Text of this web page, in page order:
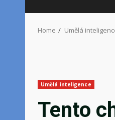
Home Umělá
Umělá inteligence
Tento